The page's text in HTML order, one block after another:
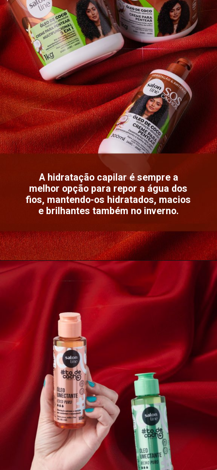
A hidratação capilar é sempre a
melhor opção para repor a água dos
fios, mantendo-os hidratados, macios
e brilhantes também no inverno.